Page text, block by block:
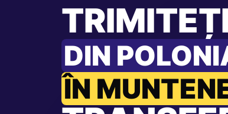
DIN
ÎN